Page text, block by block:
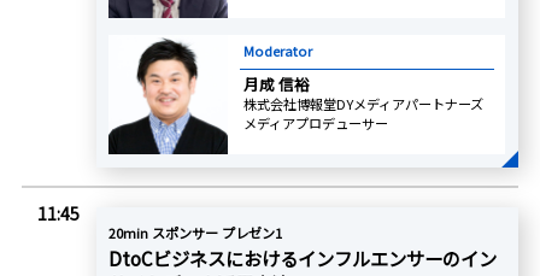
Moderator
月成 信裕
株式会社博報堂DYメディアパートナーズ
メディアプロデューサー
11:45
20min スポンサー プレゼン1
DtoCビジネスにおけるインフルエンサーのイン